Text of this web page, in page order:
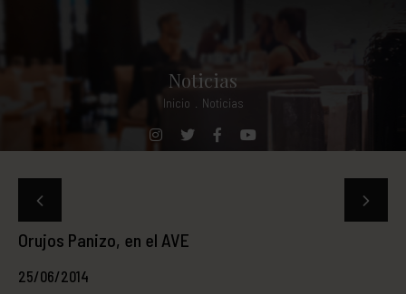
Noticias
Inicio Noticias
Orujos Panizo, en el AVE
25/06/2014